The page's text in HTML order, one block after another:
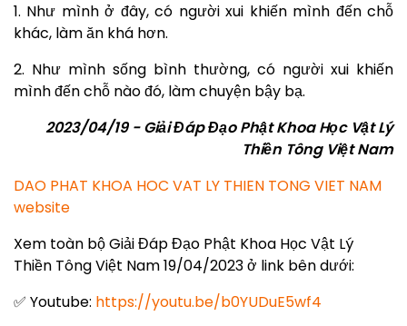
1. Như mình ở đây, có người xui khiến mình đến chỗ
khác, làm ăn khá hơn.
2. Như mình sống bình thường, có người xui khiến
mình đến chỗ nào đó, làm chuyện bậy bạ.
2023/04/19 - Giải Đáp Đạo Phật Khoa Học Vật Lý
Thiền Tông Việt Nam
DAO PHAT KHOA HOC VAT LY THIEN TONG VIET NAM
website
Xem toàn bộ Giải Đáp Đạo Phật Khoa Học Vật Lý
Thiền Tông Việt Nam 19/04/2023 ở link bên dưới:
✅ Youtube: https://youtu.be/b0YUDuE5wf4